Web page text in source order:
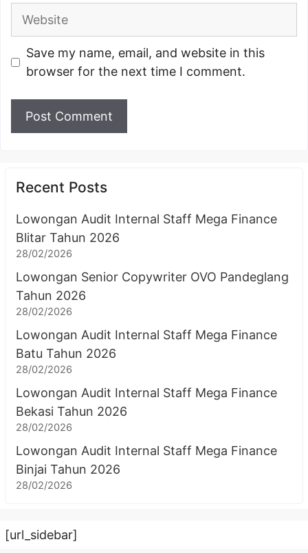
Website
Save my name, email, and website in this
browser for the next time I comment.
Recent Posts
Lowongan Audit Internal Staff Mega Finance
Blitar Tahun 2026
28/02/2026
Lowongan Senior Copywriter OVO Pandeglang
Tahun 2026
28/02/2026
Lowongan Audit Internal Staff Mega Finance
Batu Tahun 2026
28/02/2026
Lowongan Audit Internal Staff Mega Finance
Bekasi Tahun 2026
28/02/2026
Lowongan Audit Internal Staff Mega Finance
Binjai Tahun 2026
28/02/2026
[url_sidebar]